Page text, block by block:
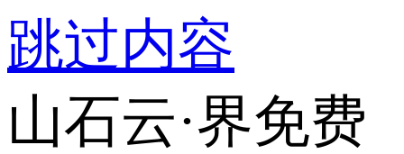
跳过内容
山石云·界免费